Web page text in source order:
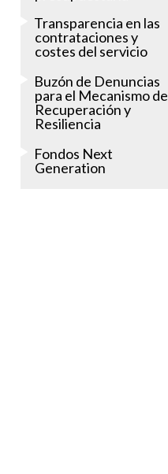
Transparencia en las
contrataciones y
costes del servicio
Buzón de Denuncias
para el Mecanismo de
Recuperación y
Resiliencia
Fondos Next
Generation